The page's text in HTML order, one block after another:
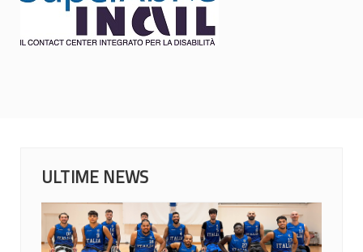
ULTIME NEWS